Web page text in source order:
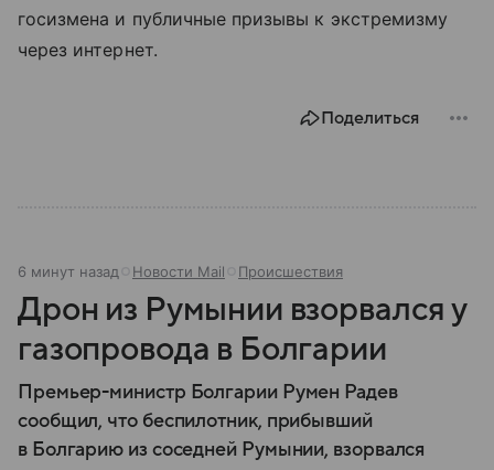
госизмена и публичные призывы к экстремизму
через интернет.
Поделиться
6 минут назад Новости Mail Происшествия
Дрон из Румынии взорвался у
газопровода в Болгарии
Премьер-министр Болгарии Румен Радев
сообщил, что беспилотник, прибывший
в Болгарию из соседней Румынии, взорвался